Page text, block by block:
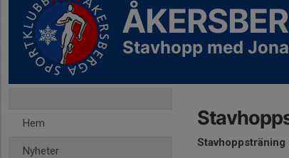
Stavhopp med
Hem
Nyheter
Stavhoppsträning